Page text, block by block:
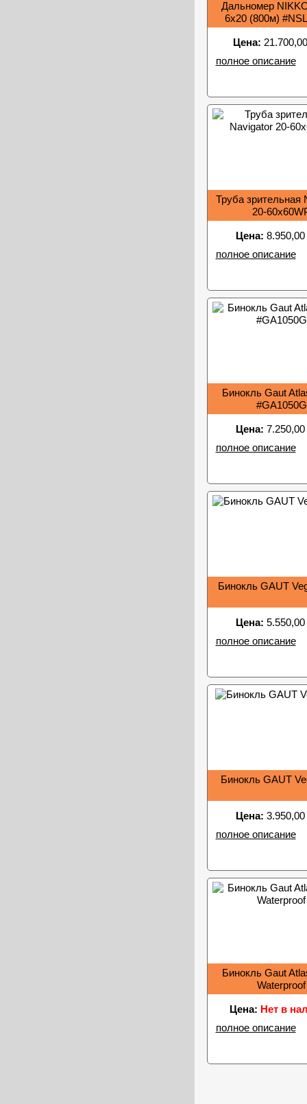
Дальномер
6x20 (800м)
Цена:
полное описание
Труба зрительная
20-
Цена:
полное описание
Бинокль Gaut
#GA1050G
Цена:
полное описание
Бинокль GAUT
Цена:
полное описание
Бинокль GAUT
Цена:
полное описание
Бинокль Gaut
Waterproof
Цена: Нет в
полное описание